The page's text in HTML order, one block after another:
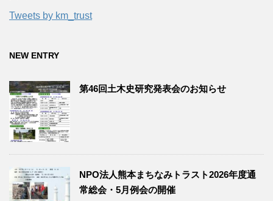
Tweets by km_trust
NEW ENTRY
第46回土木史研究発表会のお知らせ
NPO法人熊本まちなみトラスト2026年度通
常総会・5月例会の開催